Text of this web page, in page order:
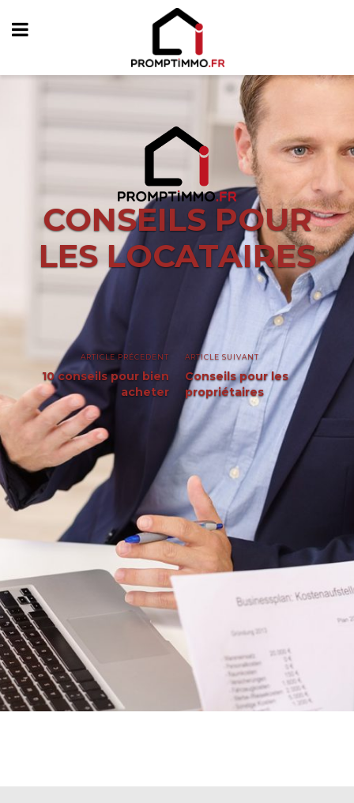
CONSEILS POUR
LES LOCATAIRES
ARTICLE PRÉCEDENT
10 conseils pour bien
acheter
ARTICLE SUIVANT
Conseils pour les
propriétaires